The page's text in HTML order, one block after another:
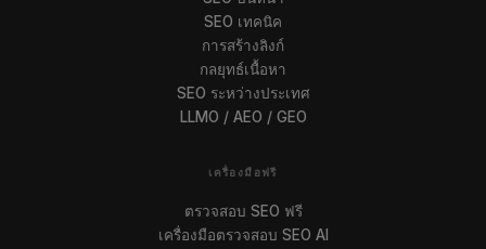
SEO เทคนิค
การสร้างลิงก์
กลยุทธ์เนื้อหา
SEO ระหว่างประเทศ
LLMO / AEO / GEO
เครื่องมือฟรี
ตรวจสอบ SEO ฟรี
เครื่องมือตรวจสอบ SEO AI